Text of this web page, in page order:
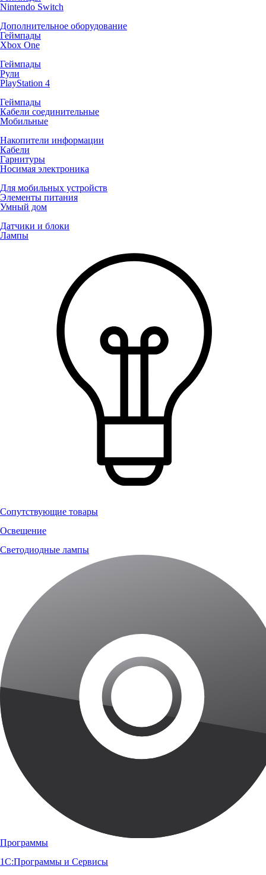
Nintendo Switch
Дополнительное оборудование
Геймпады
Xbox One
Геймпады
Рули
PlayStation 4
Геймпады
Кабели соединительные
Мобильные
Накопители информации
Кабели
Гарнитуры
Носимая электроника
Для мобильных устройств
Элементы питания
Умный дом
Датчики и блоки
Лампы
Сопутствующие товары
Освещение
Светодиодные лампы
Программы
1С:Программы и Сервисы